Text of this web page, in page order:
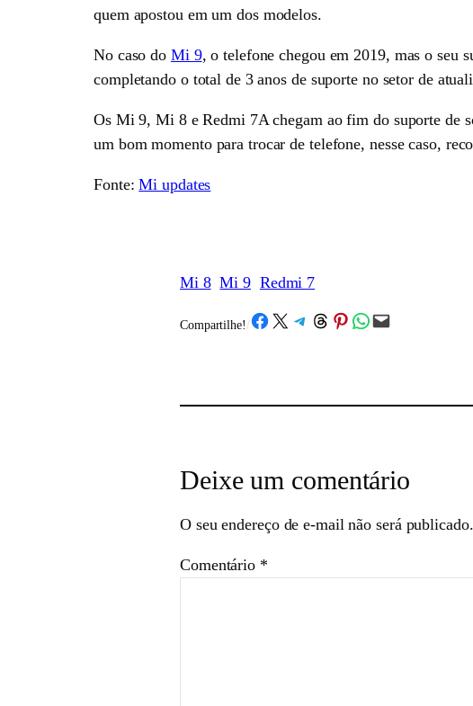
quem apostou em um dos modelos.
No caso do Mi 9, o telefone chegou em 2019, mas o seu
completando o total de 3 anos de suporte no setor de
Os Mi 9, Mi 8 e Redmi 7A chegam ao fim do suporte de
um bom momento para trocar de telefone, nesse caso,
Fonte:Mi updates
Mi 8 Mi 9 Redmi 7
Compartilhe!/Share on Facebook
Share on X Share on Telegram
Share on Threads
Share on Pinterest
Share on WhatsApp
Email this Page
Deixe um comentário
O seu endereço de e-mail não será publicado.
Comentário *